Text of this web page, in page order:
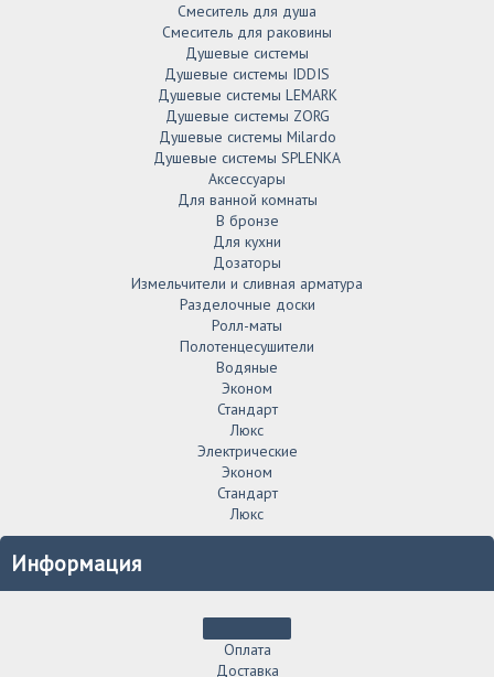
Смеситель для душа
Смеситель для раковины
Душевые системы
Душевые системы IDDIS
Душевые системы LEMARK
Душевые системы ZORG
Душевые системы Milardo
Душевые системы SPLENKA
Аксессуары
Для ванной комнаты
В бронзе
Для кухни
Дозаторы
Измельчители и сливная арматура
Разделочные доски
Ролл-маты
Полотенцесушители
Водяные
Эконом
Стандарт
Люкс
Электрические
Эконом
Стандарт
Люкс
Информация
Оплата
Доставка